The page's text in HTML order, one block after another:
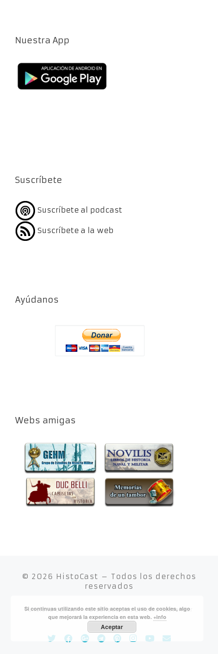
Nuestra App
Suscríbete
Suscríbete al podcast
Suscríbete a la web
Ayúdanos
Webs amigas
© 2026 HistoCast – Todos los derechos
reservados
Funciona conWP– Diseñado con elTema Customizr
Si continuas utilizando este sitio aceptas el uso de cookies, algo
que mejorará la experiencia en esta web. +info
Aceptar